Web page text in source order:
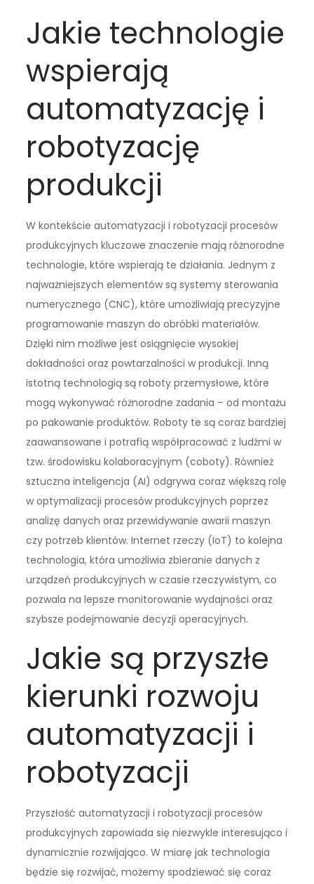
Jakie technologie
wspierają
automatyzację i
robotyzację
produkcji
W kontekście automatyzacji i robotyzacji procesów
produkcyjnych kluczowe znaczenie mają różnorodne
technologie, które wspierają te działania. Jednym z
najważniejszych elementów są systemy sterowania
numerycznego (CNC), które umożliwiają precyzyjne
programowanie maszyn do obróbki materiałów.
Dzięki nim możliwe jest osiągnięcie wysokiej
dokładności oraz powtarzalności w produkcji. Inną
istotną technologią są roboty przemysłowe, które
mogą wykonywać różnorodne zadania – od montażu
po pakowanie produktów. Roboty te są coraz bardziej
zaawansowane i potrafią współpracować z ludźmi w
tzw. środowisku kolaboracyjnym (coboty). Również
sztuczna inteligencja (AI) odgrywa coraz większą rolę
w optymalizacji procesów produkcyjnych poprzez
analizę danych oraz przewidywanie awarii maszyn
czy potrzeb klientów. Internet rzeczy (IoT) to kolejna
technologia, która umożliwia zbieranie danych z
urządzeń produkcyjnych w czasie rzeczywistym, co
pozwala na lepsze monitorowanie wydajności oraz
szybsze podejmowanie decyzji operacyjnych.
Jakie są przyszłe
kierunki rozwoju
automatyzacji i
robotyzacji
Przyszłość automatyzacji i robotyzacji procesów
produkcyjnych zapowiada się niezwykle interesująco i
dynamicznie rozwijająco. W miarę jak technologia
będzie się rozwijać, możemy spodziewać się coraz